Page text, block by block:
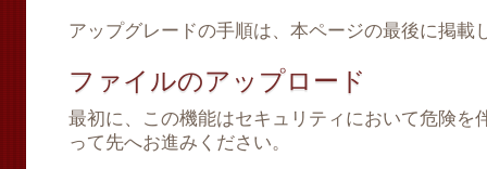
アップグレードの手順は、本ページの最後に掲載
ファイルのアップロード
最初に、この機能はセキュリティにおいて危険を
って先へお進みください。